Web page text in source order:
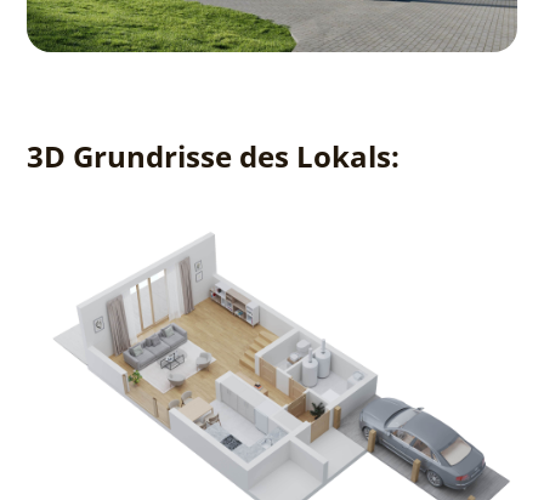
3D Grundrisse des Lokals: